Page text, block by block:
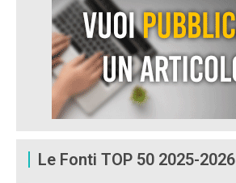
Le Fonti TOP 50 2025-2026